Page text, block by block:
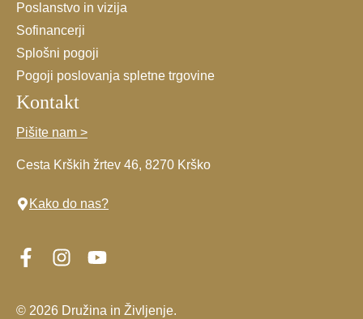
Poslanstvo in vizija
Sofinancerji
Splošni pogoji
Pogoji poslovanja spletne trgovine
Kontakt
Pišite nam >
Cesta Krških žrtev 46, 8270 Krško
Kako do nas?
© 2026 Družina in Življenje.